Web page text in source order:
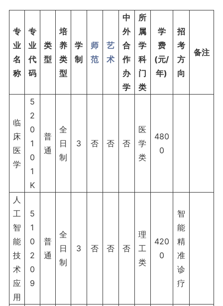
专
业
名
称
专
业
代
码
类
型
培
养
类
型
学
制
师
范
艺
术
中
外
合
作
办
学
所
属
学
科
门
类
学
费
(元/
年)
招
考
方
向
备注
临
床
医
学
5
2
0
1
0
1
K
普
通
全
日
制
3 否 否 否
医
学
类
480
0
人
工
智
能
技
术
应
用
5
1
0
2
0
9
普
通
全
日
制
3 否 否 否
理
工
类
420
0
智
能
精
准
诊
疗